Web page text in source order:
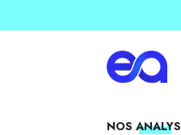
NOS